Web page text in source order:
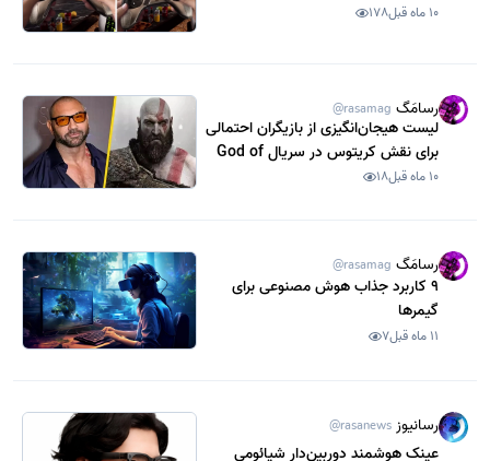
10 ماه قبل 178
رسامَگ @rasamag
لیست هیجان‌انگیزی از بازیگران احتمالی
برای نقش کریتوس در سریال God of
War
10 ماه قبل 18
رسامَگ @rasamag
9 کاربرد جذاب هوش مصنوعی برای
گیمرها
11 ماه قبل 7
رسانیوز @rasanews
عینک هوشمند دوربین‌دار شیائومی